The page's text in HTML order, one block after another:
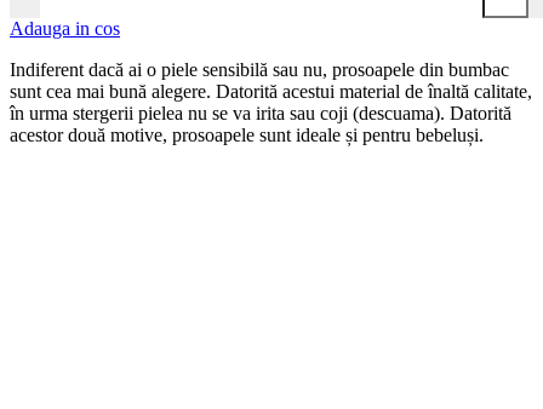
Adauga in cos
Indiferent dacă ai o piele sensibilă sau nu, prosoapele din bumbac
sunt cea mai bună alegere. Datorită acestui material de înaltă calitate,
în urma stergerii pielea nu se va irita sau coji (descuama). Datorită
acestor două motive, prosoapele sunt ideale și pentru bebeluși.